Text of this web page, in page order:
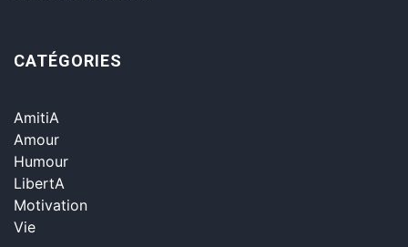
CATÉGORIES
AmitiA
Amour
Humour
LibertA
Motivation
Vie